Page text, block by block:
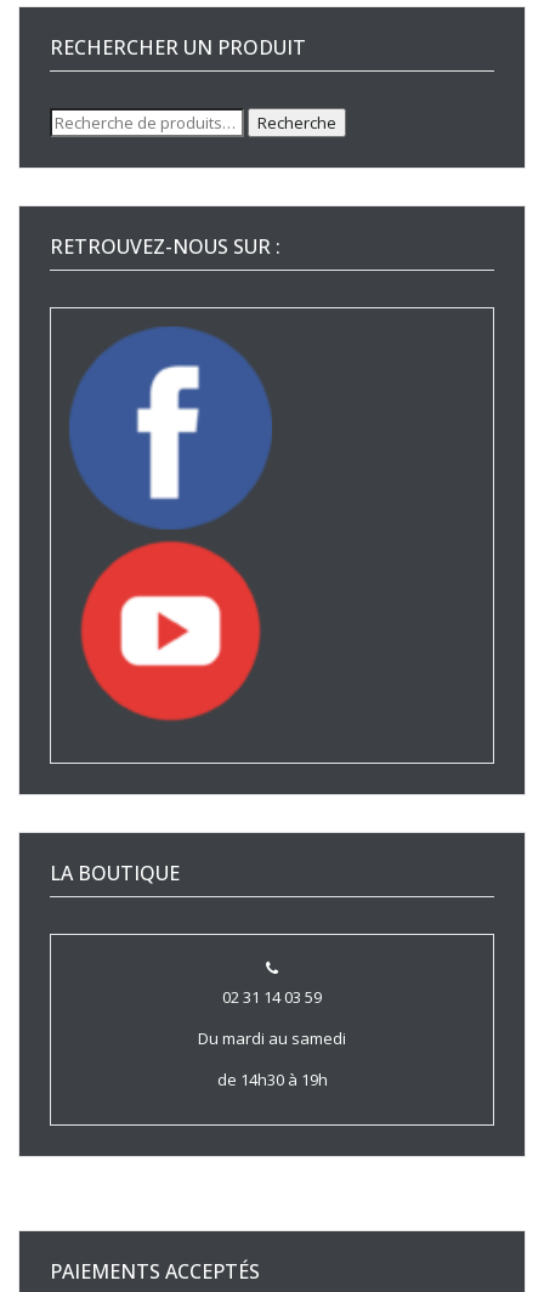
RECHERCHER UN PRODUIT
Recherche
pour :
Recherche
RETROUVEZ-NOUS SUR :
LA BOUTIQUE
02 31 14 03 59
Du mardi au samedi
de 14h30 à 19h
PAIEMENTS ACCEPTÉS